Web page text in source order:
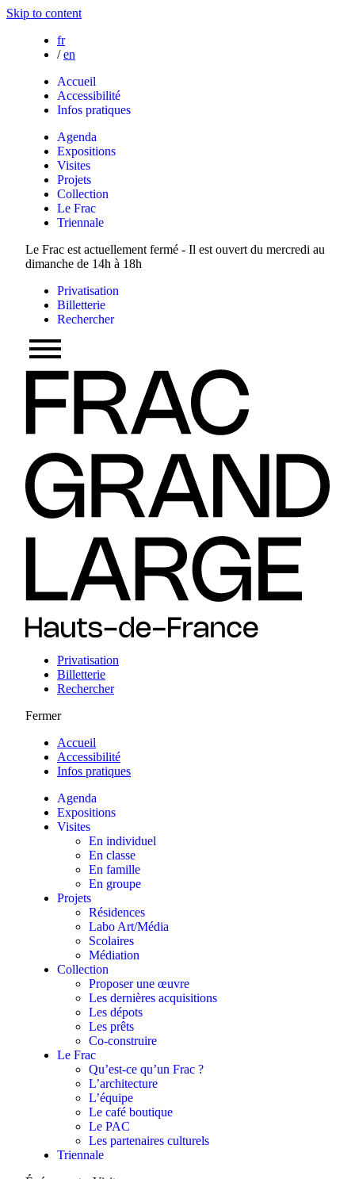
Skip to content
fr
/ en
Accueil
Accessibilité
Infos pratiques
Agenda
Expositions
Visites
Projets
Collection
Le Frac
Triennale
Le Frac est actuellement fermé - Il est ouvert du mercredi au
dimanche de 14h à 18h
Privatisation
Billetterie
Rechercher
Privatisation
Billetterie
Rechercher
Fermer
Accueil
Accessibilité
Infos pratiques
Agenda
Expositions
Visites
En individuel
En classe
En famille
En groupe
Projets
Résidences
Labo Art/Média
Scolaires
Médiation
Collection
Proposer une œuvre
Les dernières acquisitions
Les dépots
Les prêts
Co-construire
Le Frac
Qu’est-ce qu’un Frac ?
L’architecture
L’équipe
Le café boutique
Le PAC
Les partenaires culturels
Triennale